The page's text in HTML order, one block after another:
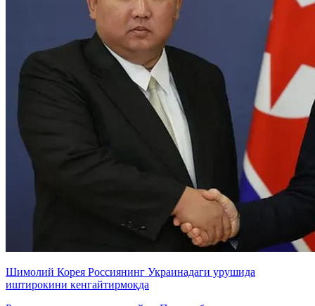
Шимолий Корея Россиянинг Украинадаги урушида
иштирокини кенгайтирмоқда